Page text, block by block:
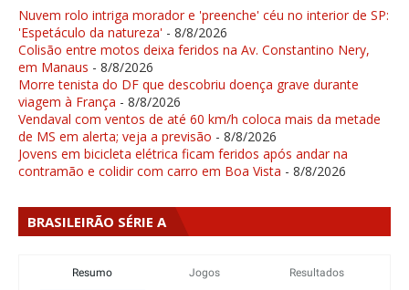
Nuvem rolo intriga morador e 'preenche' céu no interior de SP:
'Espetáculo da natureza' - 8/8/2026
Colisão entre motos deixa feridos na Av. Constantino Nery,
em Manaus - 8/8/2026
Morre tenista do DF que descobriu doença grave durante
viagem à França - 8/8/2026
Vendaval com ventos de até 60 km/h coloca mais da metade
de MS em alerta; veja a previsão - 8/8/2026
Jovens em bicicleta elétrica ficam feridos após andar na
contramão e colidir com carro em Boa Vista - 8/8/2026
BRASILEIRÃO SÉRIE A
Resumo Jogos Resultados